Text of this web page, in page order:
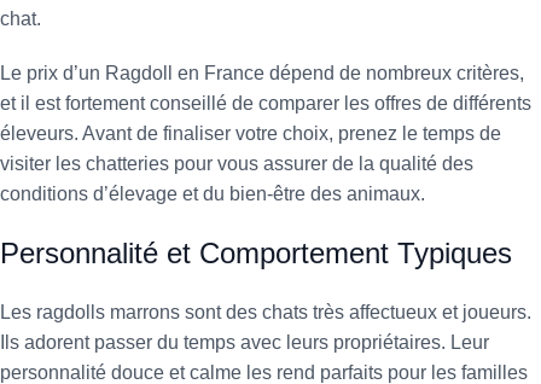
chat.
Le prix d’un Ragdoll en France dépend de nombreux critères,
et il est fortement conseillé de comparer les offres de différents
éleveurs. Avant de finaliser votre choix, prenez le temps de
visiter les chatteries pour vous assurer de la qualité des
conditions d’élevage et du bien-être des animaux.
Personnalité et Comportement Typiques
Les ragdolls marrons sont des chats très affectueux et joueurs.
Ils adorent passer du temps avec leurs propriétaires. Leur
personnalité douce et calme les rend parfaits pour les familles